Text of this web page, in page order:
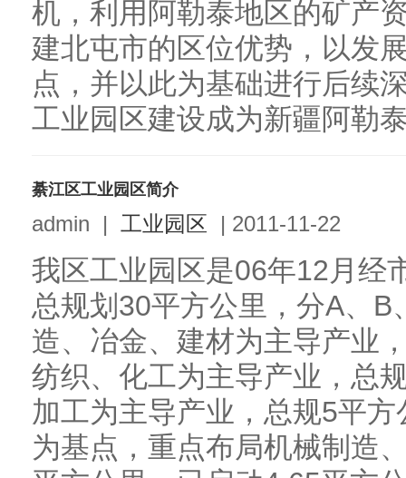
机，利用阿勒泰地区的矿产
建北屯市的区位优势，以发
点，并以此为基础进行后续
工业园区建设成为新疆阿勒
綦江区工业园区简介
admin | 工业园区 | 2011-11-22
我区工业园区是06年12月经
总规划30平方公里，分A、B
造、冶金、建材为主导产业
纺织、化工为主导产业，总
加工为主导产业，总规5平
为基点，重点布局机械制造